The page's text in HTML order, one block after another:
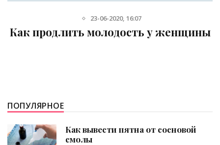
23-06-2020, 16:07
Как продлить молодость у женщины
ПОПУЛЯРНОЕ
Как вывести пятна от сосновой
смолы